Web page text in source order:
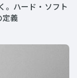
。ハード・ソフト
定義